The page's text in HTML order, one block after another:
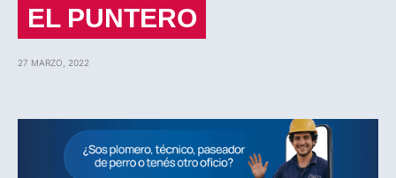
EL PUNTERO
27 MARZO, 2022